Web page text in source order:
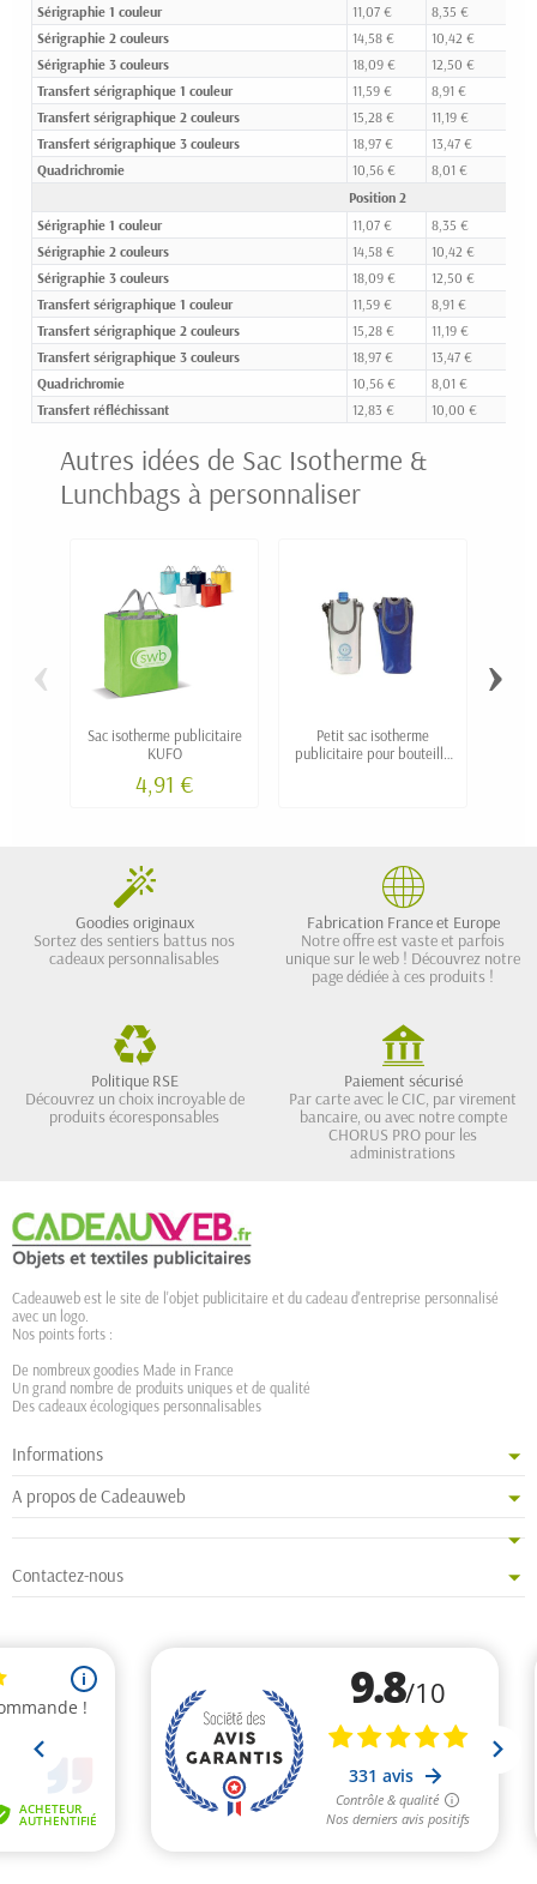
Sérigraphie 1 couleur
11,07 € 8,35 €
Sérigraphie 2 couleurs
14,58 € 10,42 €
Sérigraphie 3 couleurs
18,09 € 12,50 €
Transfert sérigraphique 1 couleur
11,59 € 8,91 €
Transfert sérigraphique 2 couleurs
15,28 € 11,19 €
Transfert sérigraphique 3 couleurs
18,97 € 13,47 €
Quadrichromie
10,56 € 8,01 €
Position 2
Sérigraphie 1 couleur
11,07 € 8,35 €
Sérigraphie 2 couleurs
14,58 € 10,42 €
Sérigraphie 3 couleurs
18,09 € 12,50 €
Transfert sérigraphique 1 couleur
11,59 € 8,91 €
Transfert sérigraphique 2 couleurs
15,28 € 11,19 €
Transfert sérigraphique 3 couleurs
18,97 € 13,47 €
Quadrichromie
10,56 € 8,01 €
Transfert réfléchissant
12,83 € 10,00 €
Autres idées de Sac Isotherme &
Lunchbags à personnaliser
Sac isotherme publicitaire
KUFO
4,91 €
Petit sac isotherme
publicitaire pour bouteille
‹ ›
Goodies originaux
Sortez des sentiers battus nos
cadeaux personnalisables
Fabrication France et Europe
Notre offre est vaste et parfois
unique sur le web ! Découvrez notre
page dédiée à ces produits !
Politique RSE
Découvrez un choix incroyable de
produits écoresponsables
Paiement sécurisé
Par carte avec le CIC, par virement
bancaire, ou avec notre compte
CHORUS PRO pour les
administrations
Cadeauweb est le site de l'objet publicitaire et du cadeau d'entreprise personnalisé
avec un logo.
Nos points forts :
De nombreux goodies Made in France
Un grand nombre de produits uniques et de qualité
Des cadeaux écologiques personnalisables
Informations
A propos de Cadeauweb
Contactez-nous